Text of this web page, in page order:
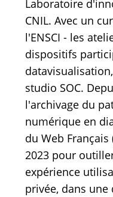
Laboratoire
CNIL. Avec un
l'ENSCI - les
dispositifs
studio SOC.
l'archivage du
numérique en
du Web Français
2023 pour
expérience
privée, dans une